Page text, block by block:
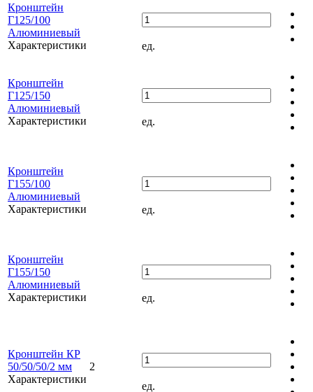
Кронштейн
Г125/100
Алюминиевый
Характеристики
ед.
Кронштейн
Г125/150
Алюминиевый
Характеристики
ед.
Кронштейн
Г155/100
Алюминиевый
Характеристики
ед.
Кронштейн
Г155/150
Алюминиевый
Характеристики
ед.
Кронштейн КР
50/50/50/2 мм
Характеристики
2
ед.